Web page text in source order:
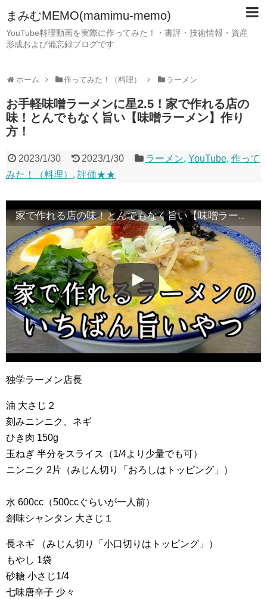
まみむMEMO(mamimu-memo)
YouTube料理動画を実際に作ってみた！・書評・技術情報・資産
形成および備忘録ブログです
ホーム 作ってみた！（料理） ラーメン
お手軽味噌ラーメンに星2.5！家で作れる店の
味！とんでもなく旨い【味噌ラーメン】作り
方！
2023/1/30 2023/1/30 ラーメン,YouTube,作って
みた！（料理） , 評価★★
家で作れる店の味！とんでもなく旨い【味噌ラーメン】作り方！
独学ラーメン店長
油 大さじ２
刻みニンニク、ネギ
ひき肉 150g
玉ねぎ 半分をスライス（1/4より少量でも可）
ニンニク 2片（みじん切り「おろしはトッピング」）
水 600cc（500ccぐらいが一人前）
創味シャンタン 大さじ１
長ネギ （みじん切り「小口切りはトッピング」）
もやし 1袋
砂糖 小さじ1/4
七味唐辛子 少々